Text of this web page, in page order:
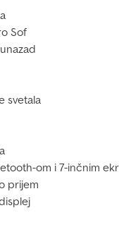
Sof
svetala
om i 7-inčnim
prijem